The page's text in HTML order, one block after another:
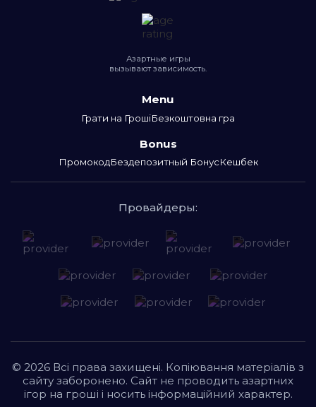
Азартные игры
вызывают зависимость.
Menu
Грати на ГрошіБезкоштовна гра
Bonus
ПромокодБездепозитный БонусКешбек
Провайдеры:
© 2026 Всі права захищені. Копіювання матеріалів з
сайту заборонено. Сайт не проводить азартних
ігор на гроші і носить інформаційний характер.